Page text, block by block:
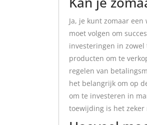
Ja, je kunt zomaar
moet volgen om
investeringen in zowel
producten om te
regelen van
het belangrijk om op
om te investeren in
toewijding is het zeker